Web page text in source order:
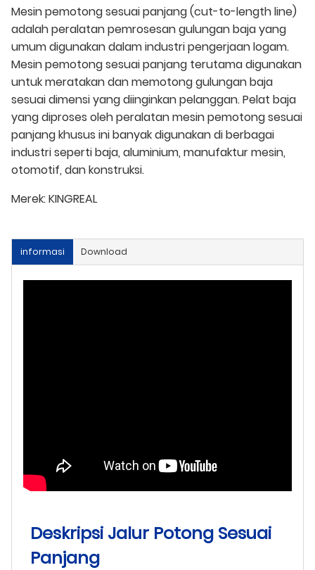
Mesin pemotong sesuai panjang (cut-to-length line)
adalah peralatan pemrosesan gulungan baja yang
umum digunakan dalam industri pengerjaan logam.
Mesin pemotong sesuai panjang terutama digunakan
untuk meratakan dan memotong gulungan baja
sesuai dimensi yang diinginkan pelanggan. Pelat baja
yang diproses oleh peralatan mesin pemotong sesuai
panjang khusus ini banyak digunakan di berbagai
industri seperti baja, aluminium, manufaktur mesin,
otomotif, dan konstruksi.
Merek:KINGREAL
informasi Download
Deskripsi Jalur Potong Sesuai
Panjang